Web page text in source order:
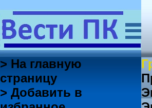
> На главную
страницу
> Добавить в